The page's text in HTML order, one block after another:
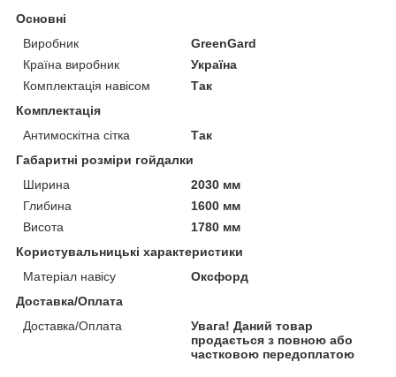
Основні
Виробник
GreenGard
Країна виробник
Україна
Комплектація навісом
Так
Комплектація
Антимоскітна сітка
Так
Габаритні розміри гойдалки
Ширина
2030 мм
Глибина
1600 мм
Висота
1780 мм
Користувальницькі характеристики
Матеріал навісу
Оксфорд
Доставка/Оплата
Доставка/Оплата
Увага! Даний товар
продається з повною або
частковою передоплатою